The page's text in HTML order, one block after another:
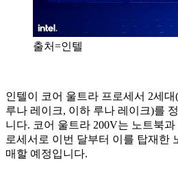
출처=인텔
인텔이 코어 울트라 프로세서 2세
루나 레이크, 이하 루나 레이크)를
니다. 코어 울트라 200V는 노트북
로세서로 이번 달부터 이를 탑재한
매할 예정입니다.